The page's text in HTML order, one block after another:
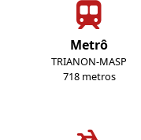
Metrô
TRIANON-MASP
718 metros